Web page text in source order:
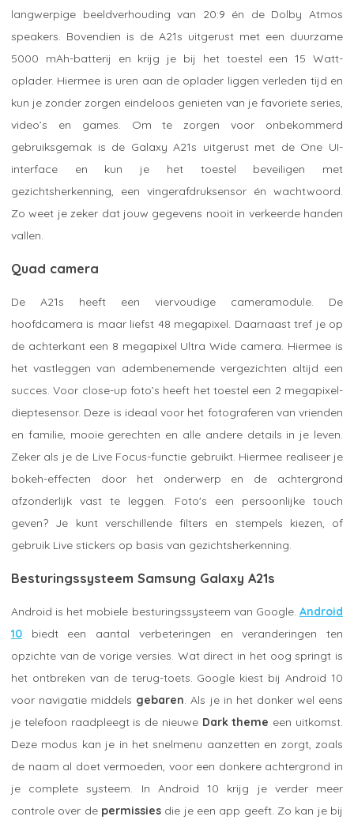
langwerpige beeldverhouding van 20:9 én de Dolby Atmos
speakers. Bovendien is de A21s uitgerust met een duurzame
5000 mAh-batterij en krijg je bij het toestel een 15 Watt-
oplader. Hiermee is uren aan de oplader liggen verleden tijd en
kun je zonder zorgen eindeloos genieten van je favoriete series,
video’s en games. Om te zorgen voor onbekommerd
gebruiksgemak is de Galaxy A21s uitgerust met de One UI-
interface en kun je het toestel beveiligen met
gezichtsherkenning, een vingerafdruksensor én wachtwoord.
Zo weet je zeker dat jouw gegevens nooit in verkeerde handen
vallen.
Quad camera
De A21s heeft een viervoudige cameramodule. De
hoofdcamera is maar liefst 48 megapixel. Daarnaast tref je op
de achterkant een 8 megapixel Ultra Wide camera. Hiermee is
het vastleggen van adembenemende vergezichten altijd een
succes. Voor close-up foto’s heeft het toestel een 2 megapixel-
dieptesensor. Deze is ideaal voor het fotograferen van vrienden
en familie, mooie gerechten en alle andere details in je leven.
Zeker als je de Live Focus-functie gebruikt. Hiermee realiseer je
bokeh-effecten door het onderwerp en de achtergrond
afzonderlijk vast te leggen. Foto's een persoonlijke touch
geven? Je kunt verschillende filters en stempels kiezen, of
gebruik Live stickers op basis van gezichtsherkenning.
Besturingssysteem Samsung Galaxy A21s
Android is het mobiele besturingssysteem van Google. Android
10 biedt een aantal verbeteringen en veranderingen ten
opzichte van de vorige versies. Wat direct in het oog springt is
het ontbreken van de terug-toets. Google kiest bij Android 10
voor navigatie middels gebaren . Als je in het donker wel eens
je telefoon raadpleegt is de nieuwe Dark theme een uitkomst.
Deze modus kan je in het snelmenu aanzetten en zorgt, zoals
de naam al doet vermoeden, voor een donkere achtergrond in
je complete systeem. In Android 10 krijg je verder meer
controle over de permissies die je een app geeft. Zo kan je bij